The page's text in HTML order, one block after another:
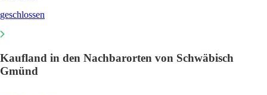
geschlossen
Kaufland in den Nachbarorten von Schwäbisch
Gmünd